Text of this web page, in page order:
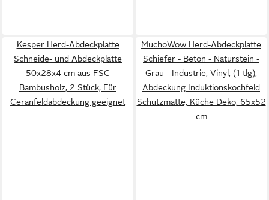
Kesper Herd-Abdeckplatte
Schneide- und Abdeckplatte
50x28x4 cm aus FSC
Bambusholz, 2 Stück, Für
Ceranfeldabdeckung geeignet
MuchoWow Herd-Abdeckplatte
Schiefer - Beton - Naturstein -
Grau - Industrie, Vinyl, (1 tlg),
Abdeckung Induktionskochfeld
Schutzmatte, Küche Deko, 65x52
cm